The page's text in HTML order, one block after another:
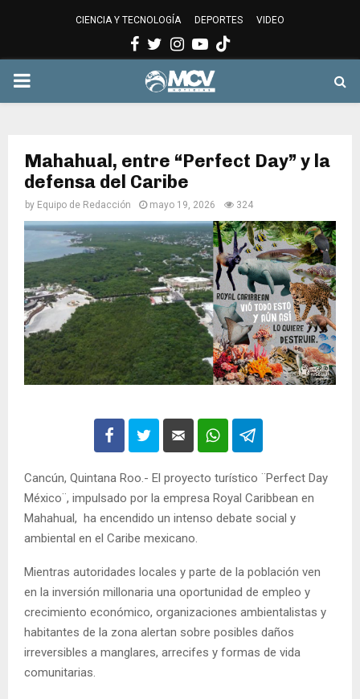
CIENCIA Y TECNOLOGÍA DEPORTES VIDEO
Facebook
Twitter
Instagram
Youtube
PRIMARY
Mahahual, entre “Perfect Day” y la
defensa del Caribe
by Equipo de Redacción mayo 19, 2026 324
Cancún, Quintana Roo.- El proyecto turístico ¨Perfect Day
México¨, impulsado por la empresa Royal Caribbean en
Mahahual, ha encendido un intenso debate social y
ambiental en el Caribe mexicano.
Mientras autoridades locales y parte de la población ven
en la inversión millonaria una oportunidad de empleo y
crecimiento económico, organizaciones ambientalistas y
habitantes de la zona alertan sobre posibles daños
irreversibles a manglares, arrecifes y formas de vida
comunitarias.